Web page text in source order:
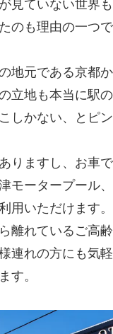
見ていない世界
のも理由の一つで
地元である京都
立地も本当に駅
しかない、とピ
りますし、お車で
モータープール
用いただけます。
離れているご高
連れの方にも気
す。